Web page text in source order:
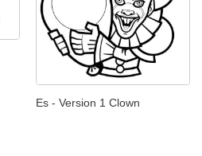
Es - Version 1 Clown